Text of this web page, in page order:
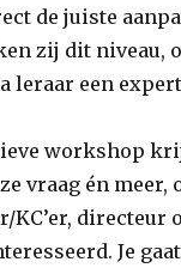
de juiste
zij dit niveau,
leraar een
workshop
vraag én meer,
KC’er, directeur
Je